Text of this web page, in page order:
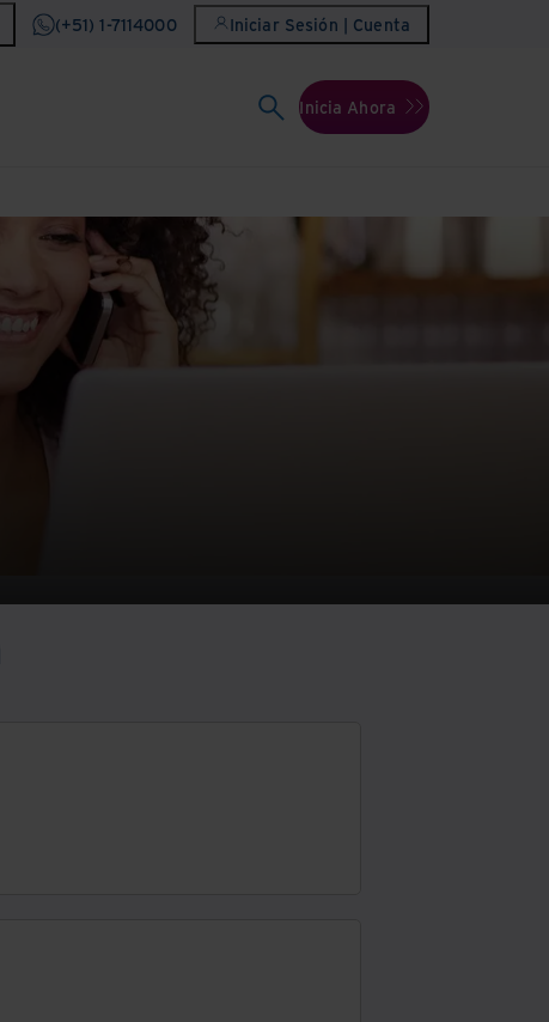
(+51) 1-7114000 Iniciar Sesión | Cuenta
Inicia Ahora